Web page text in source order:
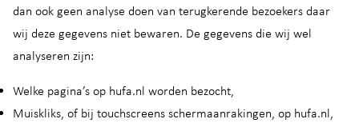
dan ook geen analyse doen van terugkerende bezoekers daar
wij deze gegevens niet bewaren. De gegevens die wij wel
analyseren zijn:
Welke pagina’s op hufa.nl worden bezocht,
Muiskliks, of bij touchscreens schermaanrakingen, op hufa.nl,